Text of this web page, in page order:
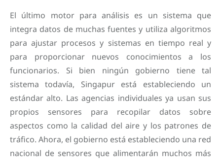
El último motor para análisis es un sistema que
integra datos de muchas fuentes y utiliza algoritmos
para ajustar procesos y sistemas en tiempo real y
para proporcionar nuevos conocimientos a los
funcionarios. Si bien ningún gobierno tiene tal
sistema todavía, Singapur está estableciendo un
estándar alto. Las agencias individuales ya usan sus
propios sensores para recopilar datos sobre
aspectos como la calidad del aire y los patrones de
tráfico. Ahora, el gobierno está estableciendo una red
nacional de sensores que alimentarán muchos más